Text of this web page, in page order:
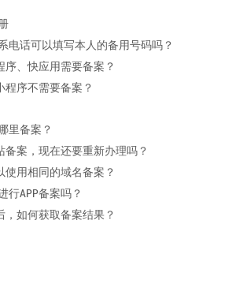
电话可以填写本人的备用号码吗？
序、快应用需要备案？
程序不需要备案？
里备案？
备案，现在还要重新办理吗？
使用相同的域名备案？
行APP备案吗？
，如何获取备案结果？